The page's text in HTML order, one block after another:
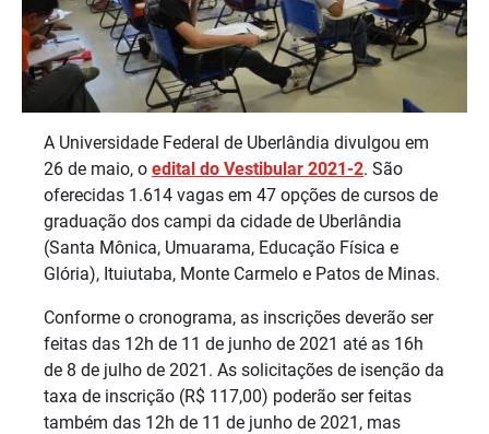
A Universidade Federal de Uberlândia divulgou em
26 de maio, o edital do Vestibular 2021-2. São
oferecidas 1.614 vagas em 47 opções de cursos de
graduação dos campi da cidade de Uberlândia
(Santa Mônica, Umuarama, Educação Física e
Glória), Ituiutaba, Monte Carmelo e Patos de Minas.
Conforme o cronograma, as inscrições deverão ser
feitas das 12h de 11 de junho de 2021 até as 16h
de 8 de julho de 2021. As solicitações de isenção da
taxa de inscrição (R$ 117,00) poderão ser feitas
também das 12h de 11 de junho de 2021, mas